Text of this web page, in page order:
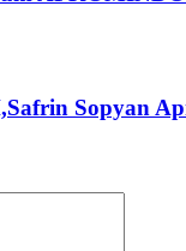
Sopyan